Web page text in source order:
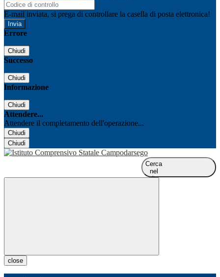
E-mail inviata, si prega di controllare la casella di posta elettronica!
Errore
Chiudi
Successo
Chiudi
Informazione
Chiudi
Attendere...
Attendere il completamento dell'operazione...
Chiudi
Chiudi
Cerca
nel
sito
close